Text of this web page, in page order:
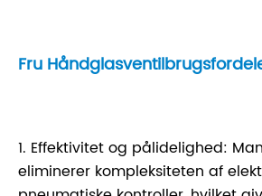
Fru
1. Effektivitet og pålidelighed:
eliminerer kompleksiteten af